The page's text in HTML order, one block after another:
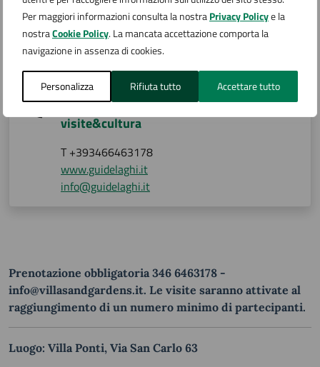
Per maggiori informazioni consulta la nostraPrivacy Policye la
nostraCookie Policy. La mancata accettazione comporta la
navigazione in assenza di cookies.
Personalizza Rifiuta tutto Accettare tutto
Contatti
Associazione Culturale ProntoGuide -
visite&cultura
T +393466463178
www.guidelaghi.it
info@guidelaghi.it
Prenotazione obbligatoria 346 6463178 -
info@villasandgardens.it. Le visite saranno attivate al
raggiungimento di un numero minimo di partecipanti.
Luogo: Villa Ponti, Via San Carlo 63